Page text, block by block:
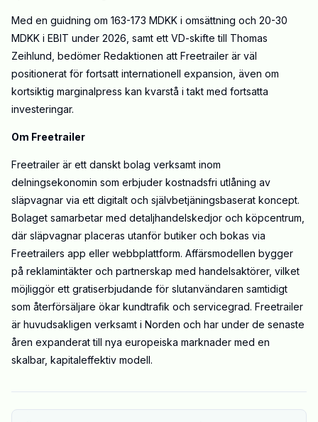
Med en guidning om 163-173 MDKK i omsättning och 20-30
MDKK i EBIT under 2026, samt ett VD-skifte till Thomas
Zeihlund, bedömer Redaktionen att Freetrailer är väl
positionerat för fortsatt internationell expansion, även om
kortsiktig marginalpress kan kvarstå i takt med fortsatta
investeringar.
Om Freetrailer
Freetrailer är ett danskt bolag verksamt inom
delningsekonomin som erbjuder kostnadsfri utlåning av
släpvagnar via ett digitalt och självbetjäningsbaserat koncept.
Bolaget samarbetar med detaljhandelskedjor och köpcentrum,
där släpvagnar placeras utanför butiker och bokas via
Freetrailers app eller webbplattform. Affärsmodellen bygger
på reklamintäkter och partnerskap med handelsaktörer, vilket
möjliggör ett gratiserbjudande för slutanvändaren samtidigt
som återförsäljare ökar kundtrafik och servicegrad. Freetrailer
är huvudsakligen verksamt i Norden och har under de senaste
åren expanderat till nya europeiska marknader med en
skalbar, kapitaleffektiv modell.